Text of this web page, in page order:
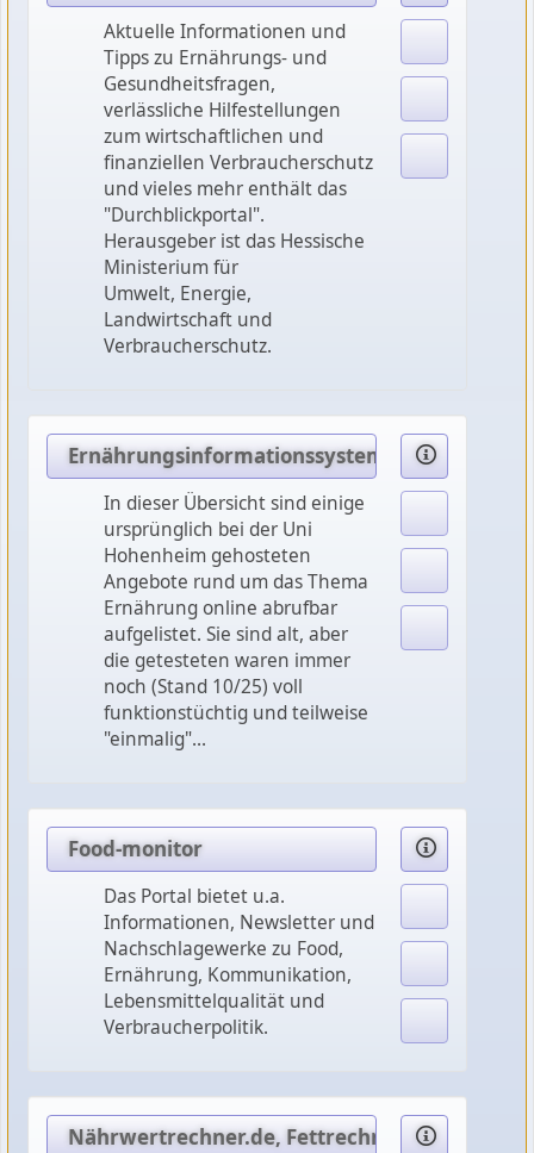
Aktuelle Informationen und
Tipps zu Ernährungs- und
Gesundheitsfragen,
verlässliche Hilfestellungen
zum wirtschaftlichen und
finanziellen Verbraucherschutz
und vieles mehr enthält das
"Durchblickportal".
Herausgeber ist das Hessische
Ministerium für
Umwelt, Energie,
Landwirtschaft und
Verbraucherschutz.
Ernährungsinformationssystem
In dieser Übersicht sind einige
ursprünglich bei der Uni
Hohenheim gehosteten
Angebote rund um das Thema
Ernährung online abrufbar
aufgelistet. Sie sind alt, aber
die getesteten waren immer
noch (Stand 10/25) voll
funktionstüchtig und teilweise
"einmalig"...
Food-monitor
Das Portal bietet u.a.
Informationen, Newsletter und
Nachschlagewerke zu Food,
Ernährung, Kommunikation,
Lebensmittelqualität und
Verbraucherpolitik.
Nährwertrechner.de, Fettrechner.de ....